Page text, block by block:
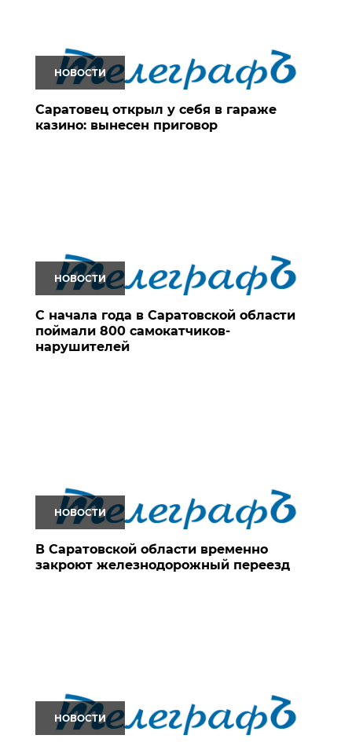
НОВОСТИ
Саратовец открыл у себя в гараже
казино: вынесен приговор
НОВОСТИ
С начала года в Саратовской области
поймали 800 самокатчиков-
нарушителей
НОВОСТИ
В Саратовской области временно
закроют железнодорожный переезд
НОВОСТИ